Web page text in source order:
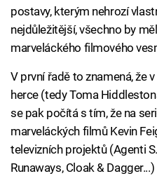
postavy, kterým nehrozí
nejdůležitější, všechno by
marveláckého filmového
V první řadě to znamená, že
herce (tedy Toma
se pak počítá s tím, že na
marveláckých filmů Kevin
televizních projektů (Agenti
Runaways, Cloak &